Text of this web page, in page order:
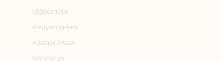
Időskorúak
Kisgyermekek
Középkorúak
Női ciklus